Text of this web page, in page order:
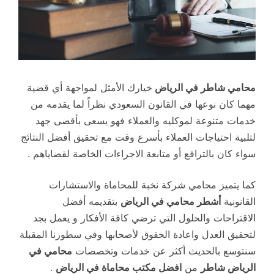
محامي شاطر في الرياض خيارك الأمثل لمواجهة أي قضية
مهما كان نوعها في القانون السعودي نظراً لما يقدمه من
خدمات متنوعة لموكليه والعملاء فهو يسعى بأقصى جهد
لتلبية احتياجات العملاء بأسرع وقت مع تحقيق أفضل النتائج
سواء كان بالترافع أو متابعة الاجراءات الخاصة لقضاياهم .
كما يتميز محامي شركة نخبة للمحاماة والاستشارات
القانونيةأشطر محامي في الرياض بتقديمه أفضل
الاقتراحات والحلول التي ترضي كافة الأفكار و يعمل بجد
لتحقيق العدل واعادة الحقوق لأصحابها وفي سطورنا المقبلة
سنتوسع بالحديث أكثر عن خدمات وتخصصات محامي في
الرياض شاطر من افضل مكتب محاماة في الرياض .